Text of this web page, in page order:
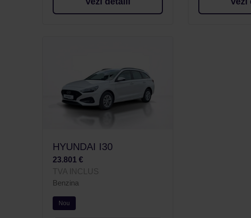
HYUNDAI I30
23.801 €
TVA INCLUS
Benzina
Nou